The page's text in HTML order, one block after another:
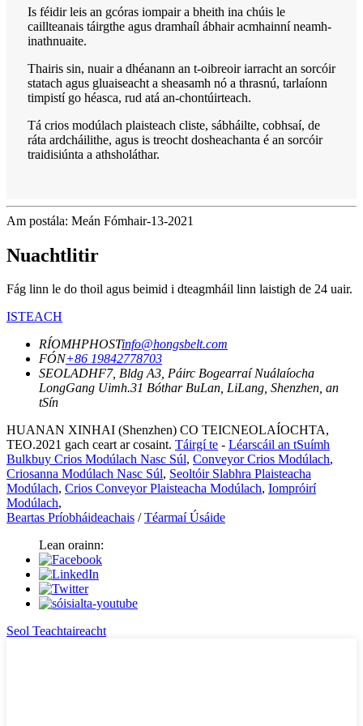
Is féidir leis an gcóras iompair a bheith ina chúis le
caillteanais táirgthe agus dramhaíl ábhair acmhainní neamh-
inathnuaite.
Thairis sin, nuair a dhéanann an t-oibreoir iarracht an sorcóir
statach agus gluaiseacht a sheasamh nó a thrasnú, tarlaíonn
timpistí go héasca, rud atá an-chontúirteach.
Tá crios modúlach plaisteach cliste, sábháilte, cobhsaí, de
ráta ardcháilithe, agus is treocht dosheachanta é an sorcóir
traidisiúnta a athsholáthar.
Am postála: Meán Fómhair-13-2021
Nuachtlitir
Fág linn le do thoil agus beimid i dteagmháil linn laistigh de 24 uair.
ISTEACH
RÍOMHPHOSTinfo@hongsbelt.com
FÓN+86 19842778703
SEOLADHF7, Bldg A3, Páirc Bogearraí Nuálaíocha
LongGang Uimh.31 Bóthar BuLan, LiLang, Shenzhen, an
tSín
HUANAN XINHAI (Shenzhen) CO TEICNEOLAÍOCHTA,
TEO.2021 gach ceart ar cosaint. Táirgí te - Léarscáil an tSuímh
Bulkbuy Crios Modúlach Nasc Súl, Conveyor Crios Modúlach,
Criosanna Modúlach Nasc Súl, Seoltóir Slabhra Plaisteacha
Modúlach, Crios Conveyor Plaisteacha Modúlach, Iompróirí
Modúlach,
Beartas Príobháideachais /Téarmaí Úsáide
Lean orainn:
Seol Teachtaireacht